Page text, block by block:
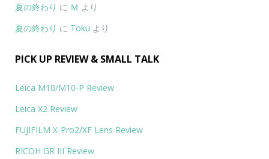
夏の終わり に Ｍ より
夏の終わり に Toku より
PICK UP REVIEW & SMALL TALK
Leica M10/M10-P Review
Leica X2 Review
FUJIFILM X-Pro2/XF Lens Review
RICOH GR III Review